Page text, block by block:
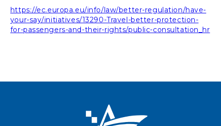
https://ec.europa.eu/info/law/better-regulation/have-
your-say/initiatives/13290-Travel-better-protection-
for-passengers-and-their-rights/public-consultation_hr